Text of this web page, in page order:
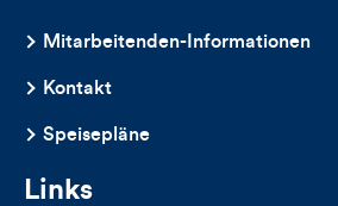
Mitarbeitenden-Informationen
Kontakt
Speisepläne
Links